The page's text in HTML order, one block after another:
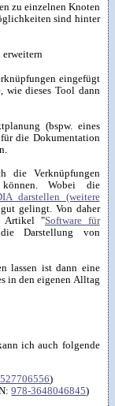
zu einzelnen Knoten
sind hinter
eingefügt
wie dieses Tool dann
(bspw. eines
die Dokumentation
die Verknüpfungen
können. Wobei die
darstellen (weitere
gelingt. Von daher
Artikel "Software für
Darstellung von
lassen ist dann eine
in den eigenen Alltag
ich auch folgende
)
978-3648046845)